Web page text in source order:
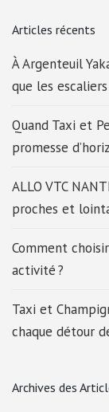
Articles récents
À Argenteuil
que les
Quand Taxi et
promesse
ALLO VTC
proches et
Comment
activité ?
Taxi et
chaque détour
Archives des